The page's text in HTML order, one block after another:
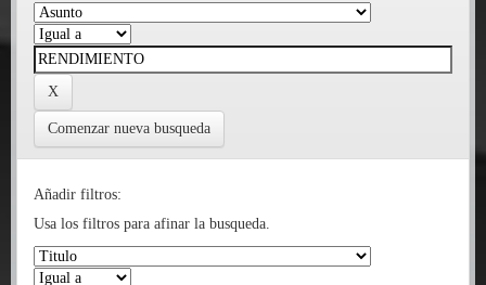
Comenzar nueva busqueda
Añadir filtros:
Usa los filtros para afinar la busqueda.